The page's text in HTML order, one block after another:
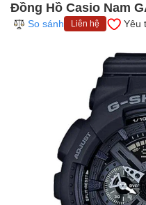
Đồng Hồ Casio Nam
So sánh
Liên hệ Yêu